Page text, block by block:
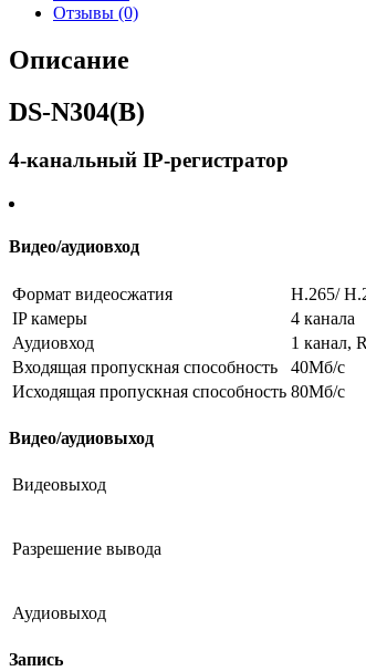
регистратор
Отзывы (0)
Описание
DS-N304(B)
4-канальный IP-регистратор
Видео/аудиовход
Формат видеосжатия
H.265/
IP камеры
4 канала
Аудиовход
1 канал,
Входящая пропускная способность
40Мб/с
Исходящая пропускная способность 80Мб/с
Видео/аудиовыход
Видеовыход
Разрешение вывода
Аудиовыход
Запись